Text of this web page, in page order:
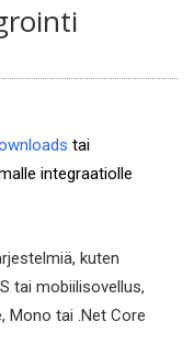
tai
integraatiolle
kuten
tai mobiilisovellus,
Mono tai .Net Core